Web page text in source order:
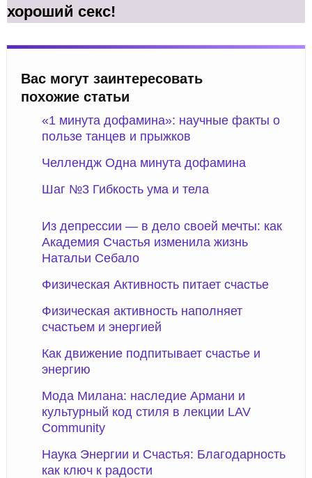
хороший секс!
Вас могут заинтересовать
похожие статьи
«1 минута дофамина»: научные факты о
пользе танцев и прыжков
Челлендж Одна минута дофамина
Шаг №3 Гибкость ума и тела
Из депрессии — в дело своей мечты: как
Академия Счастья изменила жизнь
Натальи Себало
Физическая Активность питает счастье
Физическая активность наполняет
счастьем и энергией
Как движение подпитывает счастье и
энергию
Мода Милана: наследие Армани и
культурный код стиля в лекции LAV
Community
Наука Энергии и Счастья: Благодарность
как ключ к радости